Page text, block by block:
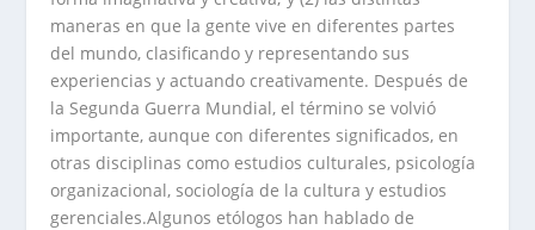
maneras en que la gente vive en diferentes partes
del mundo, clasificando y representando sus
experiencias y actuando creativamente. Después de
la Segunda Guerra Mundial, el término se volvió
importante, aunque con diferentes significados, en
otras disciplinas como estudios culturales, psicología
organizacional, sociología de la cultura y estudios
gerenciales.Algunos etólogos han hablado de